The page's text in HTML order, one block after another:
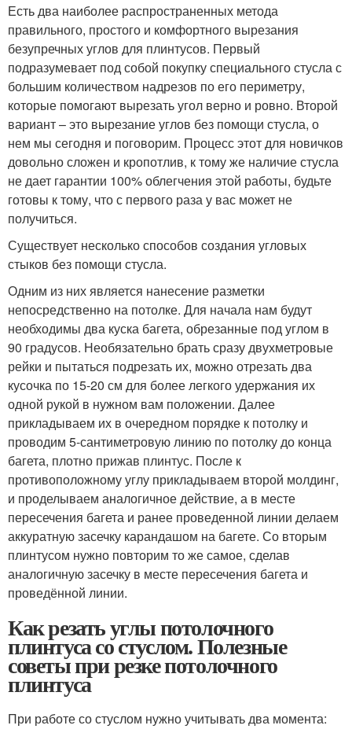
Есть два наиболее распространенных метода
правильного, простого и комфортного вырезания
безупречных углов для плинтусов. Первый
подразумевает под собой покупку специального стусла с
большим количеством надрезов по его периметру,
которые помогают вырезать угол верно и ровно. Второй
вариант – это вырезание углов без помощи стусла, о
нем мы сегодня и поговорим. Процесс этот для новичков
довольно сложен и кропотлив, к тому же наличие стусла
не дает гарантии 100% облегчения этой работы, будьте
готовы к тому, что с первого раза у вас может не
получиться.
Существует несколько способов создания угловых
стыков без помощи стусла.
Одним из них является нанесение разметки
непосредственно на потолке. Для начала нам будут
необходимы два куска багета, обрезанные под углом в
90 градусов. Необязательно брать сразу двухметровые
рейки и пытаться подрезать их, можно отрезать два
кусочка по 15-20 см для более легкого удержания их
одной рукой в нужном вам положении. Далее
прикладываем их в очередном порядке к потолку и
проводим 5-сантиметровую линию по потолку до конца
багета, плотно прижав плинтус. После к
противоположному углу прикладываем второй молдинг,
и проделываем аналогичное действие, а в месте
пересечения багета и ранее проведенной линии делаем
аккуратную засечку карандашом на багете. Со вторым
плинтусом нужно повторим то же самое, сделав
аналогичную засечку в месте пересечения багета и
проведённой линии.
Как резать углы потолочного
плинтуса со стуслом. Полезные
советы при резке потолочного
плинтуса
При работе со стуслом нужно учитывать два момента: